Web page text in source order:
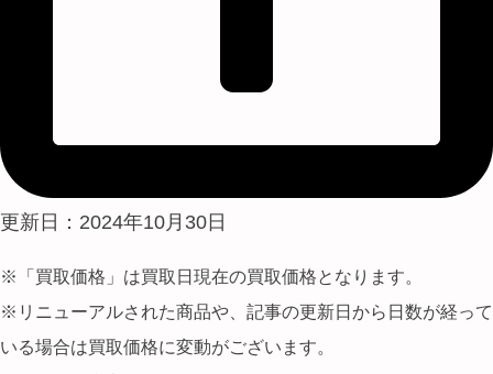
更新日：2024年10月30日
※「買取価格」は買取日現在の買取価格となります。
※リニューアルされた商品や、記事の更新日から日数が経って
いる場合は買取価格に変動がございます。